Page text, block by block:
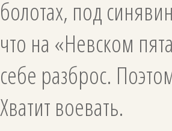
болотах, под
что на «Невском
себе разброс.
Хватит воевать.